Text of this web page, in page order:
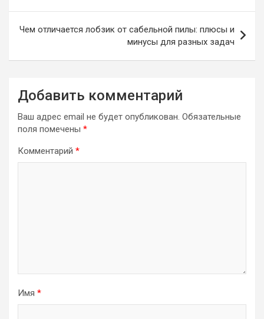
записям
Чем отличается лобзик от сабельной пилы: плюсы и
минусы для разных задач
Добавить комментарий
Ваш адрес email не будет опубликован. Обязательные
поля помечены *
Комментарий *
Имя *